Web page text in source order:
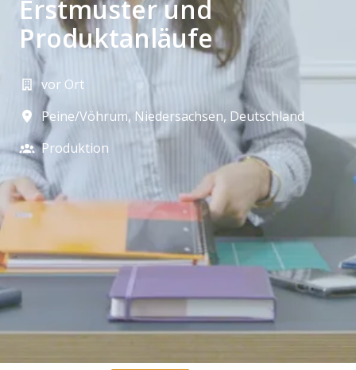
Erstmuster und
Produktanläufe
vor Ort
Peine/Vöhrum, Niedersachsen, Deutschland
Produktion